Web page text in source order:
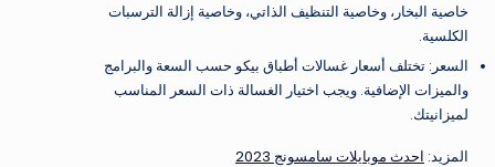
خاصية البخار، وخاصية التنظيف الذاتي، وخاصية إزالة الترسبات
الكلسية.
السعر: تختلف أسعار غسالات أطباق بيكو حسب السعة والبرامج
والميزات الإضافية. ويجب اختيار الغسالة ذات السعر المناسب
لميزانيتك.
المزيد: احدث موبايلات سامسونج 2023